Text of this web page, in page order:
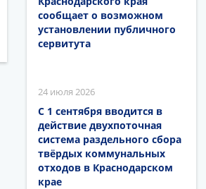
сообщает о возможном
установлении публичного
сервитута
24 июля 2026
С 1 сентября вводится в
действие двухпоточная
система раздельного сбора
твёрдых коммунальных
отходов в Краснодарском
крае